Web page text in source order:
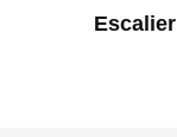
Escalier